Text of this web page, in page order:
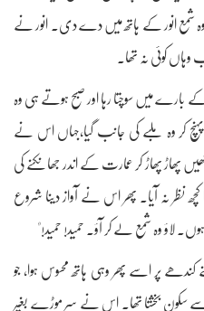
وہ شمع انور کے ہاتھ میں دے دی۔ انور نے
وہاں کوئی نہ تھا۔
بارے میں سوچتا رہا اور صبح ہوتے ہی وہ
کر وہ ملبے کی جانب گیا،جہاں اس نے
پھاڑ پھاڑ کر عمارت کے اندر جھانکنے کی
نظر نہ آیا۔ پھر اس نے آواز دینا شروع
ہوں۔ لاؤ وہ شمع لے کر آؤ۔ حمید! حمید!"
کندھے پر اسے پھر وہی ہاتھ محسوس ہوا، جو
سکون بخشتا تھا۔ اس نے سر موڑے بغیر